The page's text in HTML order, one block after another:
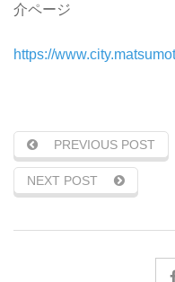
介ページ
https://
PREVIOUS POST
NEXT POST